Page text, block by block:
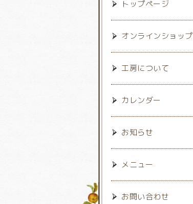
トップページ
オンラインショップ
工房について
カレンダー
お知らせ
メニュー
お問い合わせ